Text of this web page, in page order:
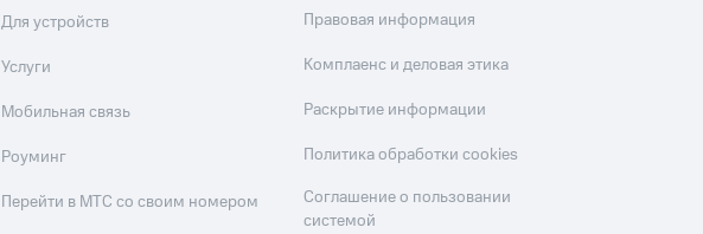
Для устройств
Услуги
Мобильная связь
Роуминг
Перейти в МТС со своим номером
Правовая информация
Комплаенс и деловая этика
Раскрытие информации
Политика обработки cookies
Соглашение о пользовании
системой